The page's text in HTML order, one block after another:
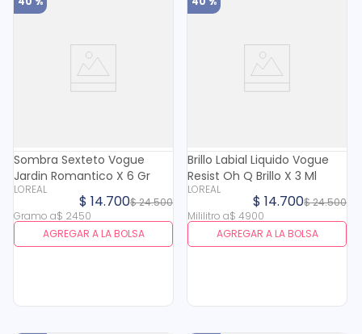
Sombra Sexteto Vogue
Jardin Romantico X 6 Gr
LOREAL
$24.500
$ 14.700
Gramo a$ 2450
AGREGAR A LA BOLSA
Brillo Labial Liquido Vogue
Resist Oh Q Brillo X 3 Ml
LOREAL
$24.500
$ 14.700
Mililitro a$ 4900
AGREGAR A LA BOLSA